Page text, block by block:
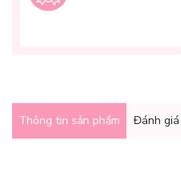
Thông tin sản phẩm Đánh